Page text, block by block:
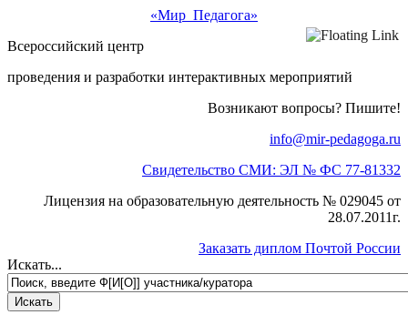
«Мир Педагога»
Всероссийский центр
проведения и разработки интерактивных мероприятий
Возникают вопросы? Пишите!
info@mir-pedagoga.ru
Свидетельство СМИ: ЭЛ № ФС 77-81332
Лицензия на образовательную деятельность № 029045 от
28.07.2011г.
Заказать диплом Почтой России
Искать...